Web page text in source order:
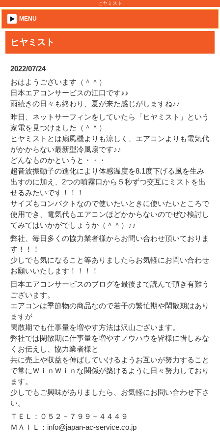
ヒヤミスト
MENU
ヒヤミスト
2022/07/24
おはようございます（＾＾）
日本エアコンサービスの江口です♪♪
雨続きの日々も終わり、夏が来た感じがしますね♪♪
昨日、ネットサーフィンをしていたら「ヒヤミスト」という
家電を見つけました（＾＾）
ヒヤミストとは扇風機よりも涼しく、エアコンよりも電気代
がかからない最新型冷風扇です♪♪
どんなものかというと・・・
超音波振動子の進化により体感温度を8.1度下げる風を生み
出すのに加え、2つの噴霧口から５秒ずつ交互にミストを出
せるみたいです！！！
サイズもコンパクトなので使いたいときに使いたいところで
使用でき、電気代もエアコンほどかからないのでぜひ検討し
てみてはいかがでしょうか（＾＾）♪♪
弊社、毎日多くの協力業者様からお問い合わせ頂いておりま
す！！！
少しでも気になること等ありましたらお気軽にお問い合わせ
お願いいたします！！！！
日本エアコンサービスのブログを最後まで読んで頂き有難う
ございます。
エアコンは季節物の商品なので若干の繁忙期や閑散期はあり
ますが
閑散期でも仕事量を増やす方法は沢山ございます。
弊社では閑散期に仕事量を増やすノウハウを皆様に惜しみな
くお伝えし、協力業者様と
共に売上や収益を伸ばしていけるようお互いが努力すること
で常にＷｉｎＷｉｎな関係が築けるように日々努力しており
ます。
少しでもご興味がありましたら、お気軽にお問い合わせ下さ
い。
ＴＥＬ：０５２－７９９－４４４９
ＭＡＩＬ：info@japan-ac-service.co.jp